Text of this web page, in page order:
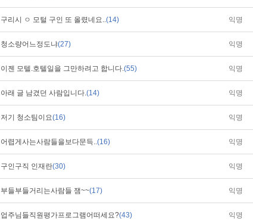
구리시 ㅇ 모털 구인 또 올렸네요..(14) 익명
청소량어느정도냐(27) 익명
이젠 모텔.호텔일을 그만하려고 합니다.(55) 익명
아래 글 남겼던 사람입니다.(14) 익명
저기 청소팀이요(16) 익명
어렵게사는사람들을보다문득..(16) 익명
구인구직 인재란(30) 익명
부들부들거리는사람들 잼~~(17) 익명
업주님들직원평가프로그램어떠세요?(43) 익명